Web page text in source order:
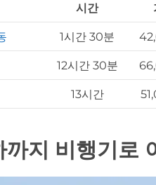
시간
1시간 30분
12시간 30분
13시간
지 비행기로